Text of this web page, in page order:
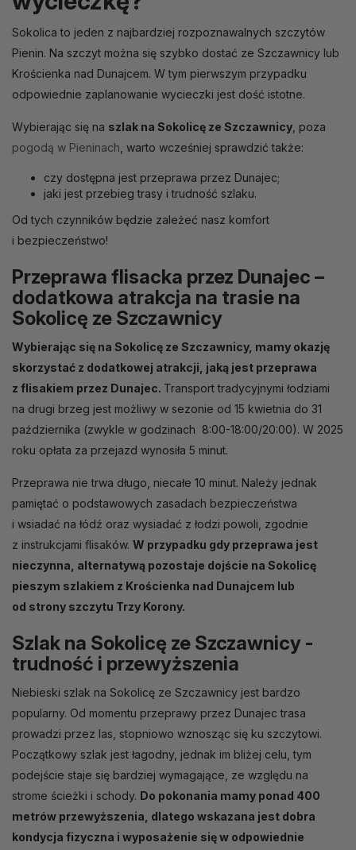
Sokolica to jeden z najbardziej rozpoznawalnych szczytów
Pienin. Na szczyt można się szybko dostać ze Szczawnicy lub
Krościenka nad Dunajcem. W tym pierwszym przypadku
odpowiednie zaplanowanie wycieczki jest dość istotne.
Wybierając się na szlak na Sokolicę ze Szczawnicy , poza
pogodą w Pieninach , warto wcześniej sprawdzić także:
czy dostępna jest przeprawa przez Dunajec;
jaki jest przebieg trasy i trudność szlaku.
Od tych czynników będzie zależeć nasz komfort
i bezpieczeństwo!
Przeprawa flisacka przez Dunajec –
dodatkowa atrakcja na trasie na
Sokolicę ze Szczawnicy
Wybierając się na Sokolicę ze Szczawnicy, mamy okazję
skorzystać z dodatkowej atrakcji, jaką jest przeprawa
z flisakiem przez Dunajec. Transport tradycyjnymi łodziami
na drugi brzeg jest możliwy w sezonie od 15 kwietnia do 31
października (zwykle w godzinach 8:00-18:00/20:00). W 2025
roku opłata za przejazd wynosiła 5 minut.
Przeprawa nie trwa długo, niecałe 10 minut. Należy jednak
pamiętać o podstawowych zasadach bezpieczeństwa
i wsiadać na łódź oraz wysiadać z łodzi powoli, zgodnie
z instrukcjami flisaków. W przypadku gdy przeprawa jest
nieczynna, alternatywą pozostaje dojście na Sokolicę
pieszym szlakiem z Krościenka nad Dunajcem lub
od strony szczytu Trzy Korony.
Szlak na Sokolicę ze Szczawnicy -
trudność i przewyższenia
Niebieski szlak na Sokolicę ze Szczawnicy jest bardzo
popularny. Od momentu przeprawy przez Dunajec trasa
prowadzi przez las, stopniowo wznosząc się ku szczytowi.
Początkowy szlak jest łagodny, jednak im bliżej celu, tym
podejście staje się bardziej wymagające, ze względu na
strome ścieżki i schody. Do pokonania mamy ponad 400
metrów przewyższenia, dlatego wskazana jest dobra
kondycja fizyczna i wyposażenie się w odpowiednie